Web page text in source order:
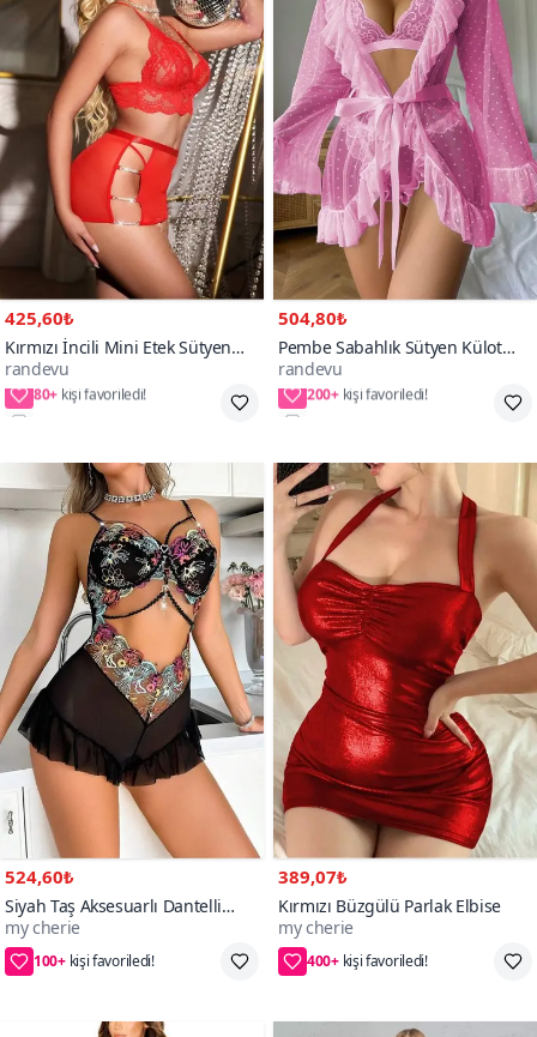
425,60₺
Kırmızı İncili Mini Etek Sütyen
String Gecelik Takım
randevu
80+
2XL/3XL,S/M,L/XL,4XL
504,80₺
Pembe Sabahlık Sütyen Külot
Parça Takım
randevu
200+
S/M,L/XL,2XL,3XL,4XL
524,60₺
Siyah Taş Aksesuarlı Dantelli
Tulum Mini Fantezi Gecelik
my cherie
100+
2XL/3XL,S/M,L/XL,4XL
389,07₺
Kırmızı Büzgülü Parlak Elbise
my cherie
400+
S/M,L/XL,2XL/3XL,4XL